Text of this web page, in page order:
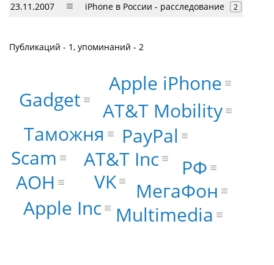
23.11.2007 iPhone в России - расследование 2
Публикаций - 1, упоминаний - 2
AT&T Inc
PayPal
VK
AT&T Mobility
МегаФон
Apple Inc
Таможня
Gadget
Scam
АОН
Multimedia
Apple iPhone
РФ